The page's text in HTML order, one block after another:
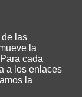
de las
la
cada
a los enlaces
la